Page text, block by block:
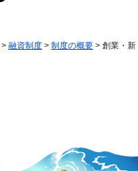
> 融資制度 > 制度の概要 > 創業・新